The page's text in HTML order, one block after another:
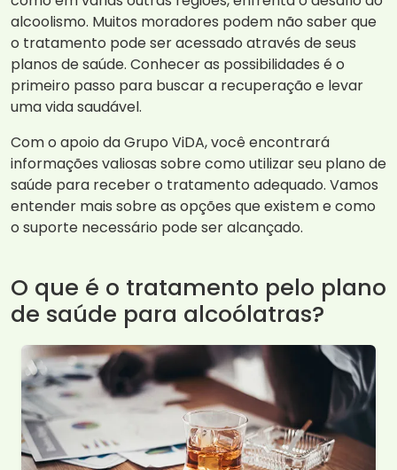
alcoolismo. Muitos moradores podem não saber que
o tratamento pode ser acessado através de seus
planos de saúde. Conhecer as possibilidades é o
primeiro passo para buscar a recuperação e levar
uma vida saudável.
Com o apoio da Grupo ViDA, você encontrará
informações valiosas sobre como utilizar seu plano de
saúde para receber o tratamento adequado. Vamos
entender mais sobre as opções que existem e como
o suporte necessário pode ser alcançado.
O que é o tratamento pelo plano
de saúde para alcoólatras?